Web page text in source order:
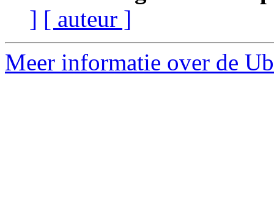
] [ auteur ]
Meer informatie over de